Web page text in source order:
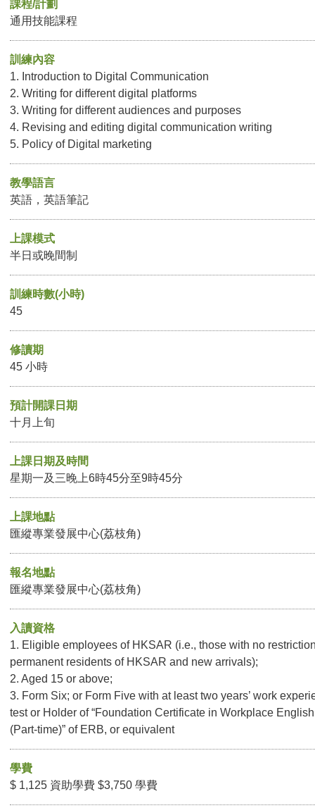
課程/計劃
通用技能課程
訓練內容
1. Introduction to Digital Communication
2. Writing for different digital platforms
3. Writing for different audiences and purposes
4. Revising and editing digital communication writing
5. Policy of Digital marketing
教學語言
英語，英語筆記
上課模式
半日或晚間制
訓練時數(小時)
45
修讀期
45 小時
預計開課日期
十月上旬
上課日期及時間
星期一及三晚上6時45分至9時45分
上課地點
匯縱專業發展中心(荔枝角)
報名地點
匯縱專業發展中心(荔枝角)
入讀資格
1. Eligible employees of HKSAR (i.e., those with no
permanent residents of HKSAR and new arrivals);
2. Aged 15 or above;
3. Form Six; or Form Five with at least two years’ work
test or Holder of “Foundation Certificate in Workplace
(Part-time)” of ERB, or equivalent
學費
$ 1,125 資助學費 $3,750 學費